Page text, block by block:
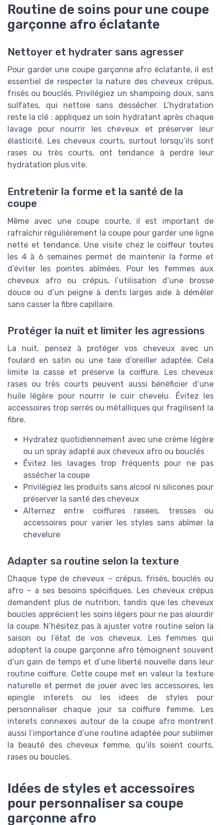
Routine de soins pour une coupe
garçonne afro éclatante
Nettoyer et hydrater sans agresser
Pour garder une coupe garçonne afro éclatante, il est
essentiel de respecter la nature des cheveux crépus,
frisés ou bouclés. Privilégiez un shampoing doux, sans
sulfates, qui nettoie sans dessécher. L’hydratation
reste la clé : appliquez un soin hydratant après chaque
lavage pour nourrir les cheveux et préserver leur
élasticité. Les cheveux courts, surtout lorsqu’ils sont
rases ou très courts, ont tendance à perdre leur
hydratation plus vite.
Entretenir la forme et la santé de la
coupe
Même avec une coupe courte, il est important de
rafraîchir régulièrement la coupe pour garder une ligne
nette et tendance. Une visite chez le coiffeur toutes
les 4 à 6 semaines permet de maintenir la forme et
d’éviter les pointes abîmées. Pour les femmes aux
cheveux afro ou crépus, l’utilisation d’une brosse
douce ou d’un peigne à dents larges aide à démêler
sans casser la fibre capillaire.
Protéger la nuit et limiter les agressions
La nuit, pensez à protéger vos cheveux avec un
foulard en satin ou une taie d’oreiller adaptée. Cela
limite la casse et préserve la coiffure. Les cheveux
rases ou très courts peuvent aussi bénéficier d’une
huile légère pour nourrir le cuir chevelu. Évitez les
accessoires trop serrés ou métalliques qui fragilisent la
fibre.
Hydratez quotidiennement avec une crème légère
ou un spray adapté aux cheveux afro ou bouclés
Évitez les lavages trop fréquents pour ne pas
assécher la coupe
Privilégiez les produits sans alcool ni silicones pour
préserver la santé des cheveux
Alternez entre coiffures rasees, tresses ou
accessoires pour varier les styles sans abîmer la
chevelure
Adapter sa routine selon la texture
Chaque type de cheveux – crépus, frisés, bouclés ou
afro – a ses besoins spécifiques. Les cheveux crépus
demandent plus de nutrition, tandis que les cheveux
boucles apprécient les soins légers pour ne pas alourdir
la coupe. N’hésitez pas à ajuster votre routine selon la
saison ou l’état de vos cheveux. Les femmes qui
adoptent la coupe garçonne afro témoignent souvent
d’un gain de temps et d’une liberté nouvelle dans leur
routine coiffure. Cette coupe met en valeur la texture
naturelle et permet de jouer avec les accessoires, les
epingle interets ou les idees de styles pour
personnaliser chaque jour sa coiffure femme. Les
interets connexes autour de la coupe afro montrent
aussi l’importance d’une routine adaptée pour sublimer
la beauté des cheveux femme, qu’ils soient courts,
rases ou boucles.
Idées de styles et accessoires
pour personnaliser sa coupe
garçonne afro